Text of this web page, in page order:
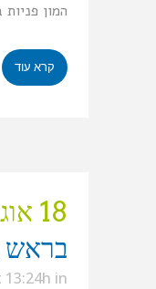
המון
קרא עוד
18 אוג
בראש
in